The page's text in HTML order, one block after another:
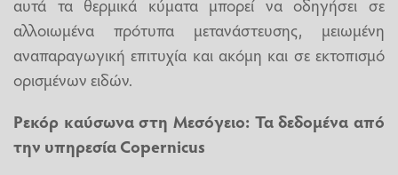
αλλοιωμένα πρότυπα μετανάστευσης, μειωμένη
αναπαραγωγική επιτυχία και ακόμη και σε εκτοπισμό
ορισμένων ειδών.
Ρεκόρ καύσωνα στη Μεσόγειο: Τα δεδομένα από
την υπηρεσία Copernicus